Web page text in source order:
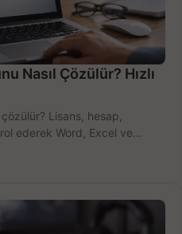
Nasıl Çözülür? Hızlı
Lisans, hesap,
ederek Word, Excel ve